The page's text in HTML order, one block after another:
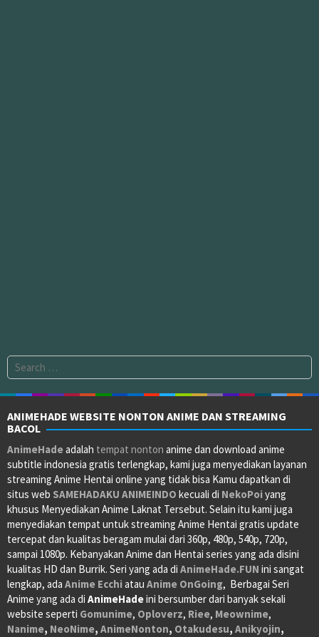
Search
for:
ANIMEHADE WEBSITE NONTON ANIME DAN STREAMING
BACOL
AnimeHadeadalah tempat nonton anime dan download anime
subtitle indonesia gratis terlengkap, kami juga menyediakan layanan
streaming Anime Hentai online yang tidak bisa Kamu dapatkan di
situs web SAMEHADAKU ANIMEINDO kecuali di NekoPoiyang
khusus Menyediakan Anime Laknat Tersebut. Selain itu kami juga
menyediakan tempat untuk streaming Anime Hentai gratis update
tercepat dan kualitas beragam mulai dari 360p, 480p, 540p, 720p,
sampai 1080p. Kebanyakan Anime dan Hentai series yang ada disini
kualitas HD dan Burrik. Seri yang ada di AnimeHade.FUN ini sangat
lengkap, ada Anime Ecchiatau Anime OnGoing, Berbagai Seri
Anime yang ada di AnimeHadeini bersumber dari banyak sekali
website seperti Gomunime, Oploverz, Riee, Meownime,
Nanime, NeoNime, AnimeNonton, Otakudesu, Anikyojin,